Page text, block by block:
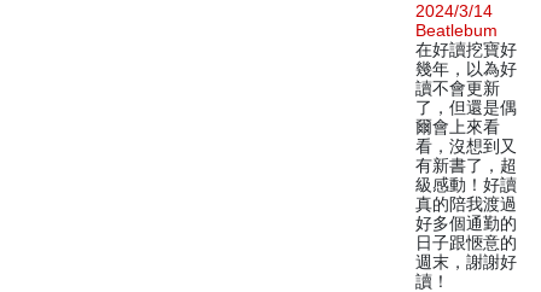
2024/3/14
Beatlebum
在好讀挖寶好
幾年，以為好
讀不會更新
了，但還是偶
爾會上來看
看，沒想到又
有新書了，超
級感動！好讀
真的陪我渡過
好多個通勤的
日子跟愜意的
週末，謝謝好
讀！